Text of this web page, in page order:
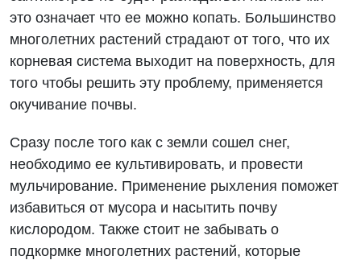
это означает что ее можно копать. Большинство
многолетних растений страдают от того, что их
корневая система выходит на поверхность, для
того чтобы решить эту проблему, применяется
окучивание почвы.
Сразу после того как с земли сошел снег,
необходимо ее культивировать, и провести
мульчирование. Применение рыхления поможет
избавиться от мусора и насытить почву
кислородом. Также стоит не забывать о
подкормке многолетних растений, которые